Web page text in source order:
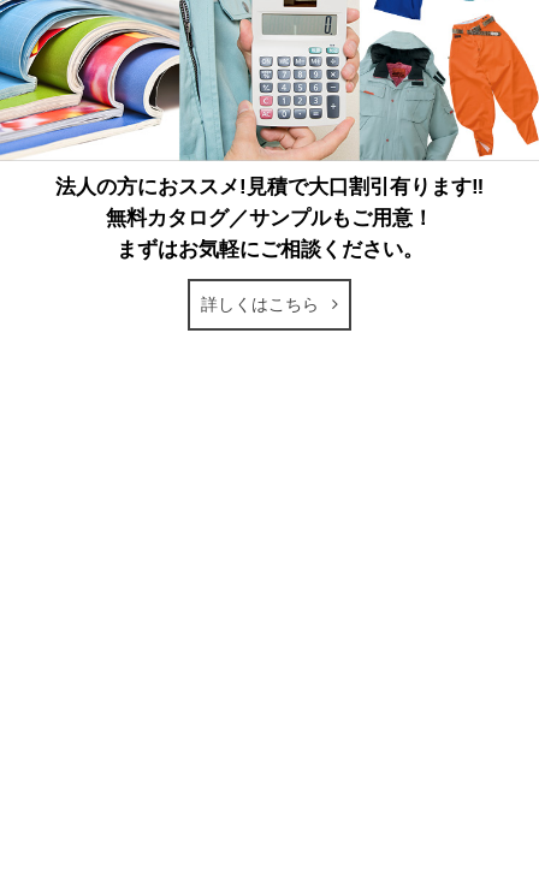
法人の方におススメ!見積で大口割引有ります‼
無料カタログ／サンプルもご用意！
まずはお気軽にご相談ください。
詳しくはこちら